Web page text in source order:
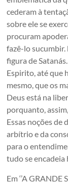
cederam à
sobre ele se
procuram
fazê-lo
figura de
Espirito, até que
mesmo, que os
Deus está na
porquanto,
Essas noções
arbítrio e da
para o
tudo se
Em ‘’A